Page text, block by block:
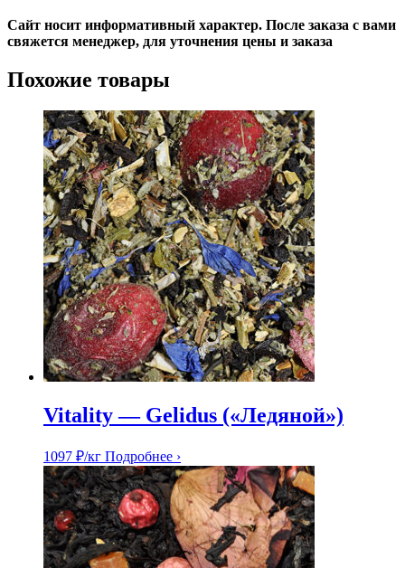
Сайт носит информативный характер. После заказа с вами
свяжется менеджер, для уточнения цены и заказа
Похожие товары
Vitality — Gelidus («Ледяной»)
1097 ₽/кг Подробнее ›